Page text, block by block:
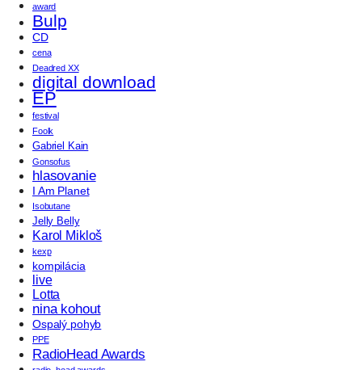
award
Bulp
CD
cena
Deadred XX
digital download
EP
festival
Foolk
Gabriel Kain
Gonsofus
hlasovanie
I Am Planet
Isobutane
Jelly Belly
Karol Mikloš
kexp
kompilácia
live
Lotta
nina kohout
Ospalý pohyb
PPE
RadioHead Awards